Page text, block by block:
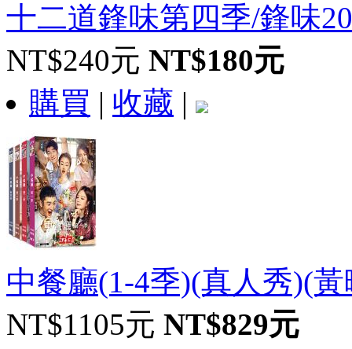
十二道鋒味第四季/鋒味
NT$240元 NT$180元
購買 | 收藏 |
中餐廳(1-4季)(真人秀)(
NT$1105元 NT$829元